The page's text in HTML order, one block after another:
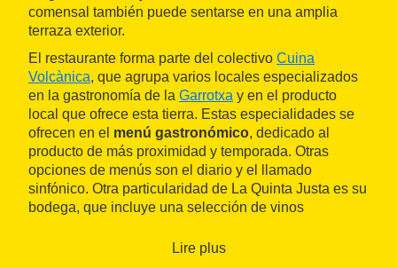
comensal también puede sentarse en una amplia
terraza exterior.
El restaurante forma parte del colectivo Cuina
Volcànica, que agrupa varios locales especializados
en la gastronomía de la Garrotxa y en el producto
local que ofrece esta tierra. Estas especialidades se
ofrecen en el menú gastronómico, dedicado al
producto de más proximidad y temporada. Otras
opciones de menús son el diario y el llamado
sinfónico. Otra particularidad de La Quinta Justa es su
bodega, que incluye una selección de vinos
Lire plus